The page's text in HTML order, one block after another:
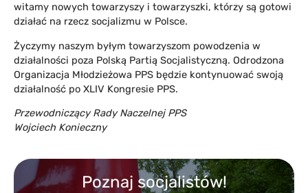
witamy nowych towarzyszy i towarzyszki, którzy są gotowi
działać na rzecz socjalizmu w Polsce.
Życzymy naszym byłym towarzyszom powodzenia w
działalności poza Polską Partią Socjalistyczną. Odrodzona
Organizacja Młodzieżowa PPS będzie kontynuować swoją
działalność po XLIV Kongresie PPS.
Przewodniczący Rady Naczelnej PPS
Wojciech Konieczny
Poznaj socjalistów!